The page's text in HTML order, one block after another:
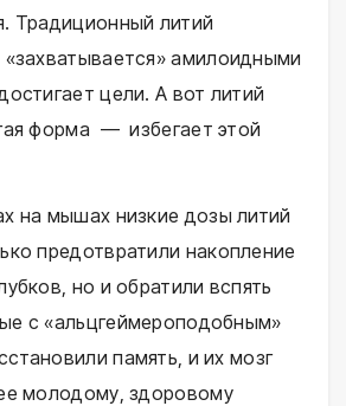
Традиционный литий
«захватывается» амилоидными
цели. А вот литий
форма — избегает этой
на мышах низкие дозы литий
предотвратили накопление
но и обратили вспять
с «альцгеймероподобным»
память, и их мозг
молодому, здоровому